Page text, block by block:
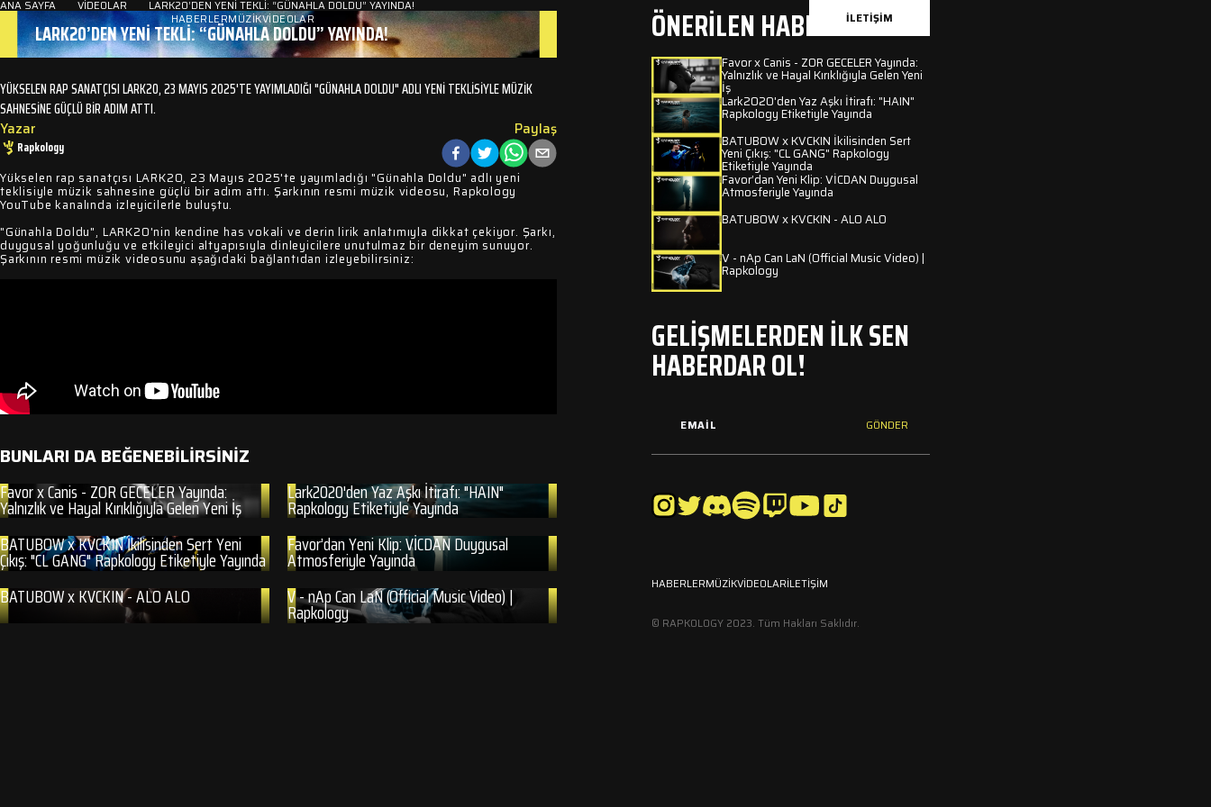
HABERLERMÜZIKVIDEOLAR İLETIŞIM
ANA SAYFA VIDEOLAR LARK20’DEN YENI TEKLI: “GÜNAHLA DOLDU” YAYINDA!
LARK20’DEN YENI TEKLI: “GÜNAHLA DOLDU” YAYINDA!
YÜKSELEN RAP SANATÇISI LARK20, 23 MAYIS 2025'TE YAYIMLADIĞI "GÜNAHLA DOLDU" ADLI YENI TEKLISIYLE MÜZIK
SAHNESINE GÜÇLÜ BIR ADIM ATTI.
Yazar
Rapkology
Paylaş
Yükselen rap sanatçısı LARK20, 23 Mayıs 2025'te yayımladığı "Günahla Doldu" adlı yeni
teklisiyle müzik sahnesine güçlü bir adım attı. Şarkının resmi müzik videosu, Rapkology
YouTube kanalında izleyicilerle buluştu.
"Günahla Doldu", LARK20'nin kendine has vokali ve derin lirik anlatımıyla dikkat çekiyor. Şarkı,
duygusal yoğunluğu ve etkileyici altyapısıyla dinleyicilere unutulmaz bir deneyim sunuyor.
Şarkının resmi müzik videosunu aşağıdaki bağlantıdan izleyebilirsiniz:
BUNLARI DA BEĞENEBİLİRSİNİZ
Favor x Canis - ZOR GECELER Yayında:
Yalnızlık ve Hayal Kırıklığıyla Gelen Yeni İş
Lark2020'den Yaz Aşkı İtirafı: "HAIN"
Rapkology Etiketiyle Yayında
BATUBOW x KVCKIN İkilisinden Sert Yeni
Çıkış: "CL GANG" Rapkology Etiketiyle Yayında
Favor’dan Yeni Klip: VİCDAN Duygusal
Atmosferiyle Yayında
BATUBOW x KVCKIN - ALO ALO
V - nAp Can LaN (Official Music Video) |
Rapkology
ÖNERİLEN HABERLER
Favor x Canis - ZOR GECELER Yayında:
Yalnızlık ve Hayal Kırıklığıyla Gelen Yeni
İş
Lark2020'den Yaz Aşkı İtirafı: "HAIN"
Rapkology Etiketiyle Yayında
BATUBOW x KVCKIN İkilisinden Sert
Yeni Çıkış: "CL GANG" Rapkology
Etiketiyle Yayında
Favor’dan Yeni Klip: VİCDAN Duygusal
Atmosferiyle Yayında
BATUBOW x KVCKIN - ALO ALO
V - nAp Can LaN (Official Music Video) |
Rapkology
GELİŞMELERDEN İLK SEN
HABERDAR OL!
GÖNDER
HABERLERMÜZİKVİDEOLARİLETİŞİM
© RAPKOLOGY 2023. Tüm Hakları Saklıdır.